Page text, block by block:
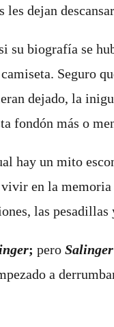
dejan
su biografía se
Seguro
dejado, la
fondón más o
hay un mito
vivir en la
las
; pero Salinger
a